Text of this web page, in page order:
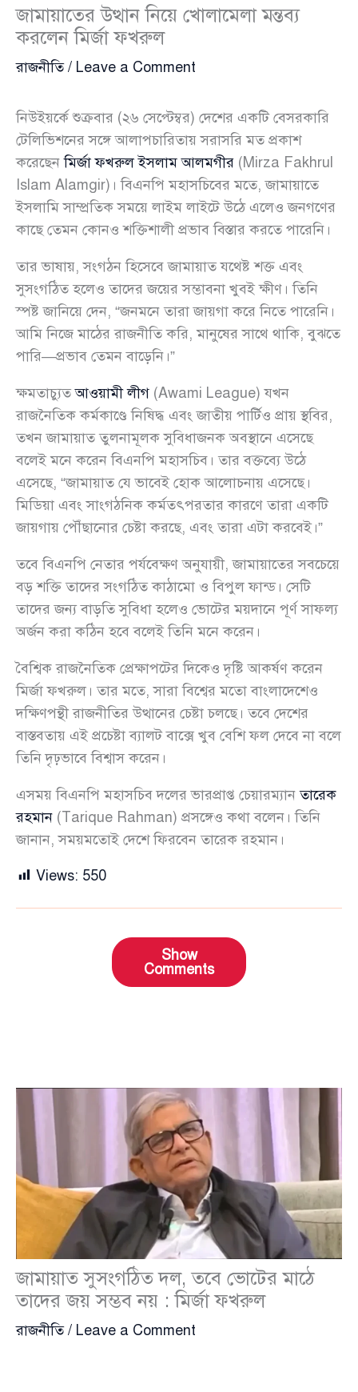
জামায়াতের উত্থান নিয়ে খোলামেলা মন্তব্য
করলেন মির্জা ফখরুল
রাজনীতি/ Leave a Comment
নিউইয়র্কে শুক্রবার (২৬ সেপ্টেম্বর) দেশের একটি বেসরকারি
টেলিভিশনের সঙ্গে আলাপচারিতায় সরাসরি মত প্রকাশ
করেছেনমির্জা ফখরুল ইসলাম আলমগীর (Mirza Fakhrul
Islam Alamgir)। বিএনপি মহাসচিবের মতে, জামায়াতে
ইসলামি সাম্প্রতিক সময়ে লাইম লাইটে উঠে এলেও জনগণের
কাছে তেমন কোনও শক্তিশালী প্রভাব বিস্তার করতে পারেনি।
তার ভাষায়, সংগঠন হিসেবে জামায়াত যথেষ্ট শক্ত এবং
সুসংগঠিত হলেও তাদের জয়ের সম্ভাবনা খুবই ক্ষীণ। তিনি
স্পষ্ট জানিয়ে দেন, “জনমনে তারা জায়গা করে নিতে পারেনি।
আমি নিজে মাঠের রাজনীতি করি, মানুষের সাথে থাকি, বুঝতে
পারি—প্রভাব তেমন বাড়েনি।”
ক্ষমতাচ্যুতআওয়ামী লীগ (Awami League) যখন
রাজনৈতিক কর্মকাণ্ডে নিষিদ্ধ এবং জাতীয় পার্টিও প্রায় স্থবির,
তখন জামায়াত তুলনামূলক সুবিধাজনক অবস্থানে এসেছে
বলেই মনে করেন বিএনপি মহাসচিব। তার বক্তব্যে উঠে
এসেছে, “জামায়াত যে ভাবেই হোক আলোচনায় এসেছে।
মিডিয়া এবং সাংগঠনিক কর্মতৎপরতার কারণে তারা একটি
জায়গায় পৌঁছানোর চেষ্টা করছে, এবং তারা এটা করবেই।”
তবে বিএনপি নেতার পর্যবেক্ষণ অনুযায়ী, জামায়াতের সবচেয়ে
বড় শক্তি তাদের সংগঠিত কাঠামো ও বিপুল ফান্ড। সেটি
তাদের জন্য বাড়তি সুবিধা হলেও ভোটের ময়দানে পূর্ণ সাফল্য
অর্জন করা কঠিন হবে বলেই তিনি মনে করেন।
বৈশ্বিক রাজনৈতিক প্রেক্ষাপটের দিকেও দৃষ্টি আকর্ষণ করেন
মির্জা ফখরুল। তার মতে, সারা বিশ্বের মতো বাংলাদেশেও
দক্ষিণপন্থী রাজনীতির উত্থানের চেষ্টা চলছে। তবে দেশের
বাস্তবতায় এই প্রচেষ্টা ব্যালট বাক্সে খুব বেশি ফল দেবে না বলে
তিনি দৃঢ়ভাবে বিশ্বাস করেন।
এসময় বিএনপি মহাসচিব দলের ভারপ্রাপ্ত চেয়ারম্যানতারেক
রহমান (Tarique Rahman) প্রসঙ্গেও কথা বলেন। তিনি
জানান, সময়মতোই দেশে ফিরবেন তারেক রহমান।
Views: 550
Show
Comments
জামায়াত সুসংগঠিত দল, তবে ভোটের মাঠে
তাদের জয় সম্ভব নয় : মির্জা ফখরুল
রাজনীতি/ Leave a Comment